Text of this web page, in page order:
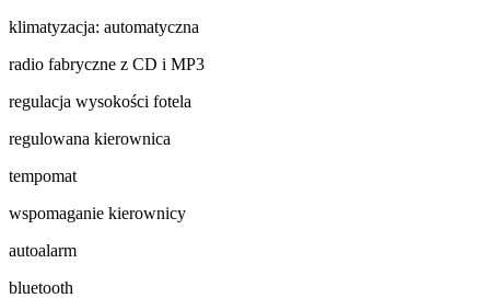
klimatyzacja: automatyczna
radio fabryczne z CD i MP3
regulacja wysokości fotela
regulowana kierownica
tempomat
wspomaganie kierownicy
autoalarm
bluetooth